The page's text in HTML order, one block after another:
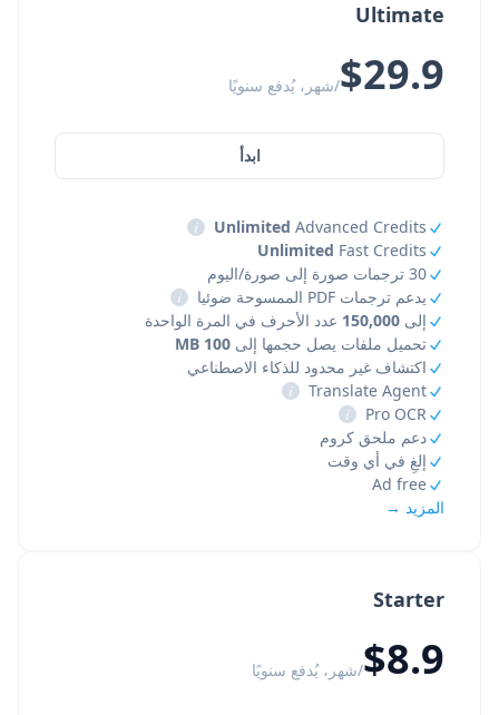
Starter
$8.9/شهر، يُدفع سنويًا
Ultimate
$29.9/شهر، يُدفع سنويًا
ابدأ
Unlimited Advanced Credits
i
Unlimited Fast Credits
30 ترجمات صورة إلى صورة/اليوم
يدعم ترجمات PDF الممسوحة ضوئيا
i
إلى 150,000 عدد الأحرف في المرة الواحدة
تحميل ملفات يصل حجمها إلى 100 MB
اكتشاف غير محدود للذكاء الاصطناعي
Translate Agent
i
Pro OCR
i
دعم ملحق كروم
إلغِ في أي وقت
Ad free
المزيد →